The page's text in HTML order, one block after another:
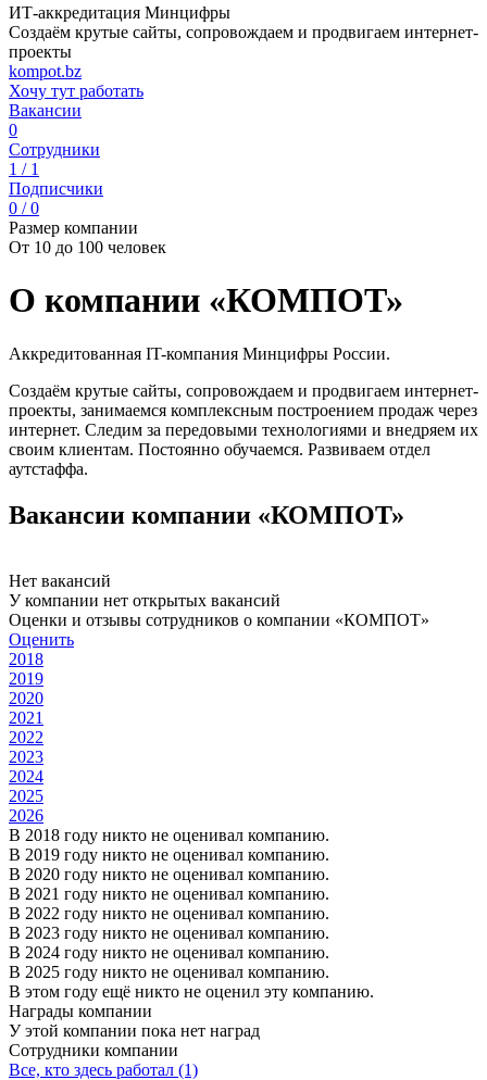
ИТ-аккредитация Минцифры
Создаём крутые сайты, сопровождаем и продвигаем интернет-
проекты
kompot.bz
Хочу тут работать
Вакансии
0
Сотрудники
1 / 1
Подписчики
0 / 0
Размер компании
От 10 до 100 человек
О компании «КОМПОТ»
Аккредитованная IT-компания Минцифры России.
Создаём крутые сайты, сопровождаем и продвигаем интернет-
проекты, занимаемся комплексным построением продаж через
интернет. Следим за передовыми технологиями и внедряем их
своим клиентам. Постоянно обучаемся. Развиваем отдел
аутстаффа.
Вакансии компании «КОМПОТ»
Нет вакансий
У компании нет открытых вакансий
Оценки и отзывы сотрудников о компании «КОМПОТ»
Оценить
2018
2019
2020
2021
2022
2023
2024
2025
2026
В 2018 году никто не оценивал компанию.
В 2019 году никто не оценивал компанию.
В 2020 году никто не оценивал компанию.
В 2021 году никто не оценивал компанию.
В 2022 году никто не оценивал компанию.
В 2023 году никто не оценивал компанию.
В 2024 году никто не оценивал компанию.
В 2025 году никто не оценивал компанию.
В этом году ещё никто не оценил эту компанию.
Награды компании
У этой компании пока нет наград
Сотрудники компании
Все, кто здесь работал (1)